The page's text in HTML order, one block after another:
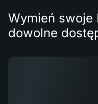
Wymień swoje
dowolne